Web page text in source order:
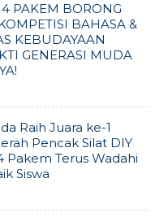
PAKEM BORONG
BAHASA &
KEBUDAYAAN
GENERASI MUDA
Raih Juara ke-1
Pencak Silat DIY
Pakem Terus Wadahi
Siswa